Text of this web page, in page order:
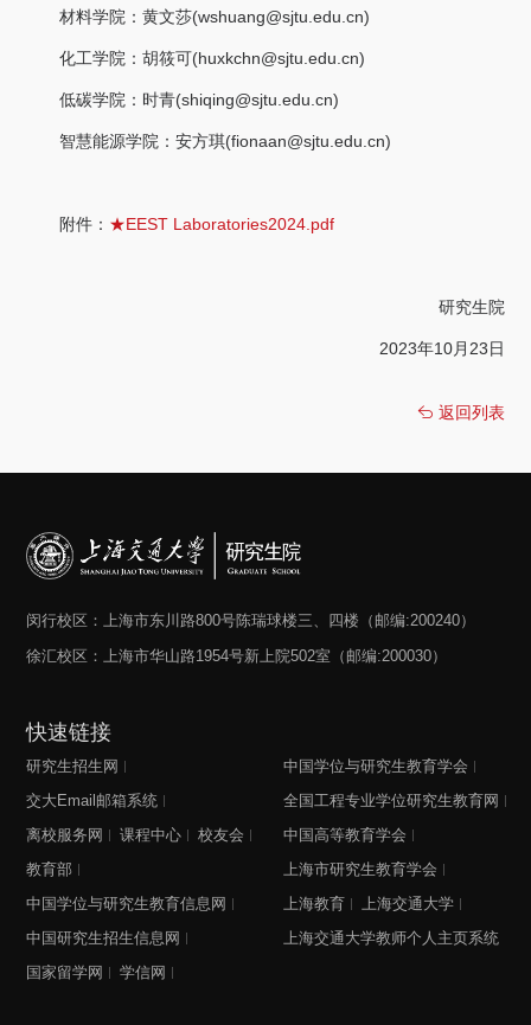
材料学院：黄文莎(wshuang@sjtu.edu.cn)
化工学院：胡筱可(huxkchn@sjtu.edu.cn)
低碳学院：时青(shiqing@sjtu.edu.cn)
智慧能源学院：安方琪(fionaan@sjtu.edu.cn)
附件： ★EEST Laboratories2024.pdf
研究生院
2023年10月23日
返回列表
闵行校区：上海市东川路800号陈瑞球楼三、四楼（邮编:200240）
徐汇校区：上海市华山路1954号新上院502室（邮编:200030）
快速链接
研究生招生网
交大Email邮箱系统
离校服务网
课程中心
校友会
教育部
中国学位与研究生教育信息网
中国研究生招生信息网
国家留学网
学信网
中国学位与研究生教育学会
全国工程专业学位研究生教育网
中国高等教育学会
上海市研究生教育学会
上海教育
上海交通大学
上海交通大学教师个人主页系统